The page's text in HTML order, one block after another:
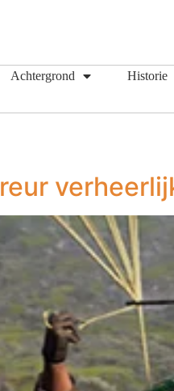
Achtergrond Historie